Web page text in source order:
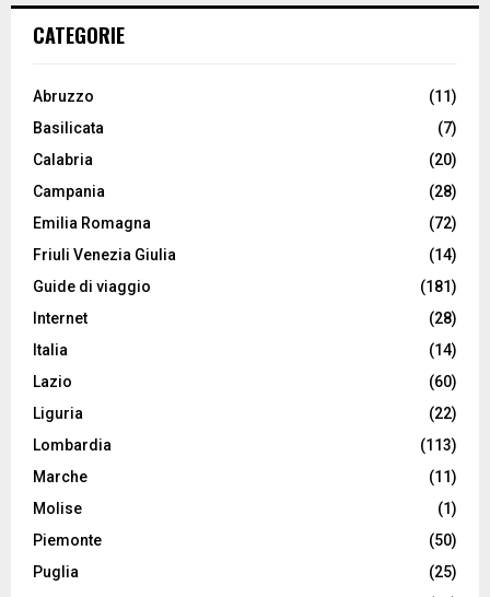
CATEGORIE
Abruzzo
(11)
Basilicata
(7)
Calabria
(20)
Campania
(28)
Emilia Romagna
(72)
Friuli Venezia Giulia
(14)
Guide di viaggio
(181)
Internet
(28)
Italia
(14)
Lazio
(60)
Liguria
(22)
Lombardia
(113)
Marche
(11)
Molise
(1)
Piemonte
(50)
Puglia
(25)